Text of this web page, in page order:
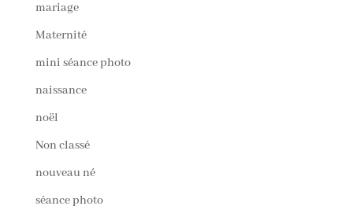
mariage
Maternité
mini séance photo
naissance
noël
Non classé
nouveau né
séance photo